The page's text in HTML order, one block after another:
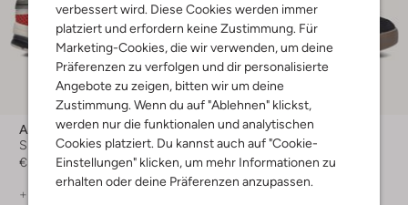
verbessert wird. Diese Cookies werden immer
platziert und erfordern keine Zustimmung. Für
Marketing-Cookies, die wir verwenden, um deine
Präferenzen zu verfolgen und dir personalisierte
Angebote zu zeigen, bitten wir um deine
Zustimmung. Wenn du auf "Ablehnen" klickst,
werden nur die funktionalen und analytischen
Cookies platziert. Du kannst auch auf "Cookie-
Einstellungen" klicken, um mehr Informationen zu
erhalten oder deine Präferenzen anzupassen.
Adidas
Sneaker Low
€ 103,99
+ mehr farben
Letzter Artikel
Adidas
Sneaker Low
€ 39,95